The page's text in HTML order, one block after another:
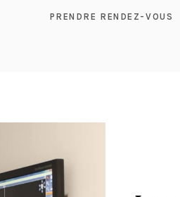
PRENDRE RENDEZ-VOUS